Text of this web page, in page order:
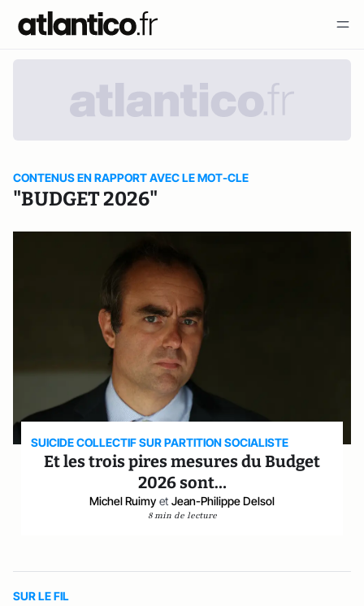
CONTENUS EN RAPPORT AVEC LE MOT-CLE
"BUDGET 2026"
SUICIDE COLLECTIF SUR PARTITION SOCIALISTE
Et les trois pires mesures du Budget
2026 sont…
Michel Ruimy et Jean-Philippe Delsol
8 min de lecture
SUR LE FIL